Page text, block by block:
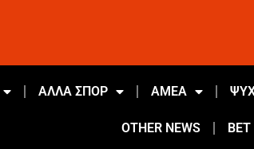
ΑΛΛΑ ΣΠΟΡ ΑΜΕΑ
OTHER NEWS BET